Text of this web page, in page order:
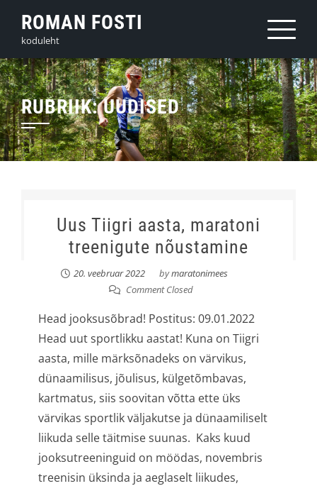
content
ROMAN FOSTI
koduleht
RUBRIIK:UUDISED
Uus Tiigri aasta, maratoni
treenigute nõustamine
20. veebruar 2022 bymaratonimees
Comment Closed
Head jooksusõbrad! Postitus: 09.01.2022
Head uut sportlikku aastat! Kuna on Tiigri
aasta, mille märksõnadeks on värvikus,
dünaamilisus, jõulisus, külgetõmbavas,
kartmatus, siis soovitan võtta ette üks
värvikas sportlik väljakutse ja dünaamiliselt
liikuda selle täitmise suunas. Kaks kuud
jooksutreeninguid on möödas, novembris
treenisin üksinda ja aeglaselt liikudes,